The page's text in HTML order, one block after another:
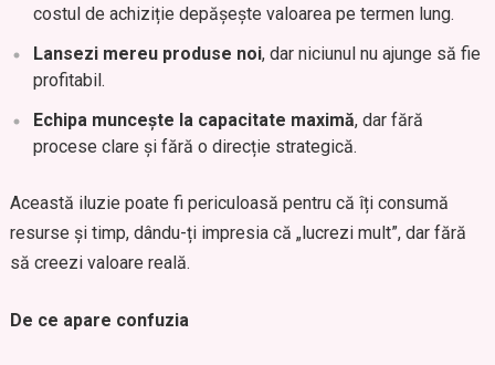
costul de achiziție depășește valoarea pe termen lung.
Lansezi mereu produse noi, dar niciunul nu ajunge să fie
profitabil.
Echipa muncește la capacitate maximă, dar fără
procese clare și fără o direcție strategică.
Această iluzie poate fi periculoasă pentru că îți consumă
resurse și timp, dându-ți impresia că „lucrezi mult”, dar fără
să creezi valoare reală.
De ce apare confuzia